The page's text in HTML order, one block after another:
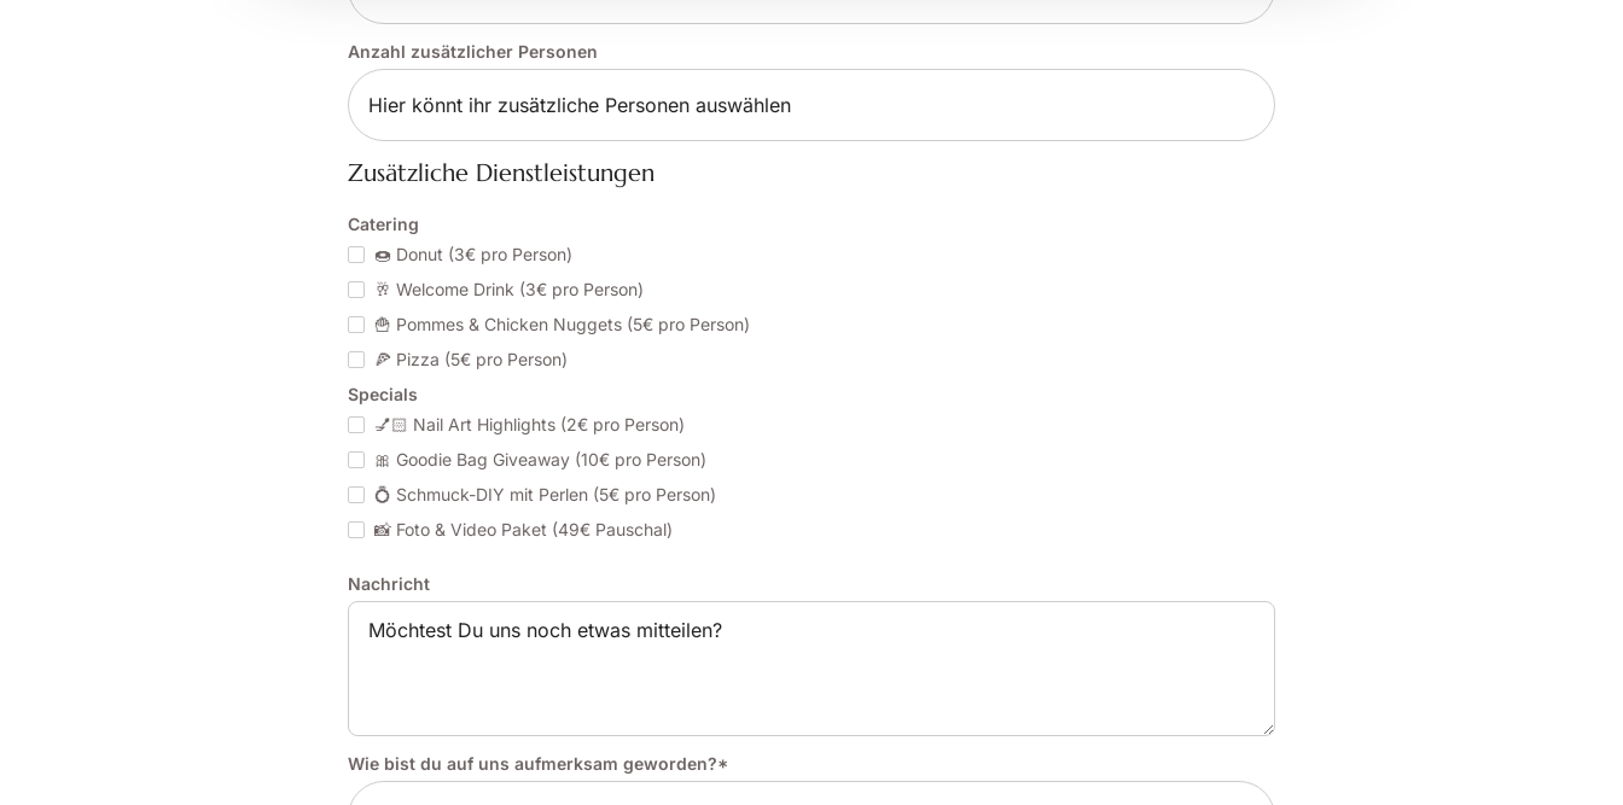
Anzahl zusätzlicher Personen
Zusätzliche Dienstleistungen
Catering
🍩 Donut (3€ pro Person)
🥂 Welcome Drink (3€ pro Person)
🍟 Pommes & Chicken Nuggets (5€ pro Person)
🍕 Pizza (5€ pro Person)
Specials
💅🏻 Nail Art Highlights (2€ pro Person)
🎀 Goodie Bag Giveaway (10€ pro Person)
💍 Schmuck-DIY mit Perlen (5€ pro Person)
📸 Foto & Video Paket (49€ Pauschal)
Nachricht
Wie bist du auf uns aufmerksam geworden?*